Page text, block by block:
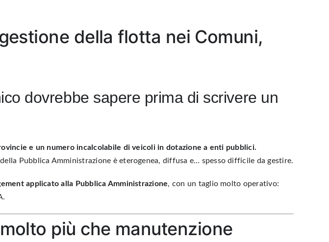
della flotta nei Comuni,
dovrebbe sapere prima di scrivere un
e un numero incalcolabile di veicoli in dotazione a enti pubblici.
Pubblica Amministrazione è eterogenea, diffusa e… spesso difficile da gestire.
applicato alla Pubblica Amministrazione, con un taglio molto operativo:
più che manutenzione